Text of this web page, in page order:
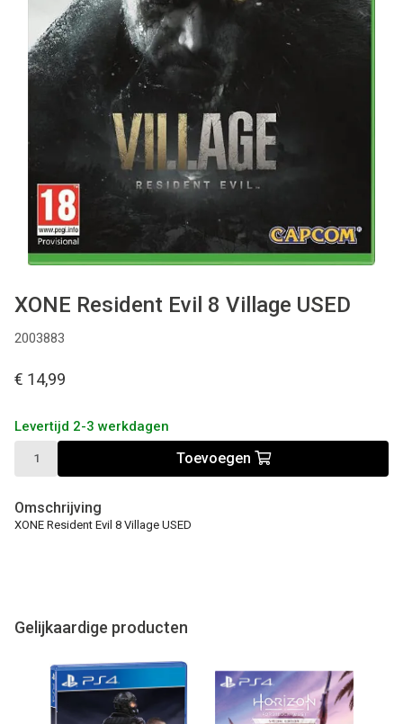
Used
Accessoires
Board Games
Cadeaubon
Inkoop
XONE Resident Evil 8 Village USED
2003883
€ 14,99
Levertijd 2-3 werkdagen
Toevoegen
Omschrijving
XONE Resident Evil 8 Village USED
Gelijkaardige producten